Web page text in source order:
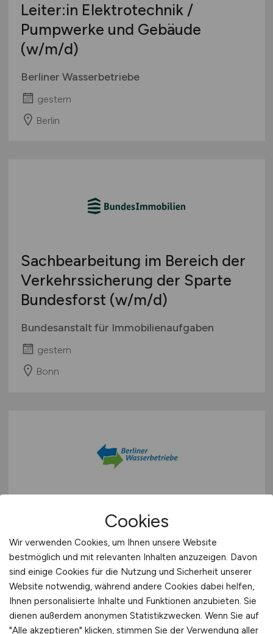
Leiter:in Elektrotechnik /
Pumpwerke und Gebäude
(w/m/d)
Berliner Wasserbetriebe
gestern
Berlin
Sachbearbeitung im Bereich der
Verkehrssicherung der Sparte
Bundesforst (w/m/d)
Bundesanstalt für Immobilienaufgaben
gestern
Bonn
Instandhaltungstechniker:in -
(w/m/d)
Berliner Wasserbetriebe
gestern
Berlin
Cookies
Wir verwenden Cookies, um Ihnen unsere Website
bestmöglich und mit relevanten Inhalten anzuzeigen. Davon
sind einige Cookies für die Nutzung und Sicherheit unserer
Website notwendig, während andere Cookies dabei helfen,
Ihnen personalisierte Inhalte und Funktionen anzubieten. Sie
dienen außerdem anonymen Statistikzwecken. Wenn Sie auf
"Alle akzeptieren" klicken, stimmen Sie der Verwendung aller